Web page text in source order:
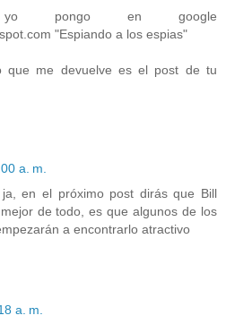
pongo en google
"Espiando a los espias"
que me devuelve es el post de tu
a. m.
en el próximo post dirás que Bill
de todo, es que algunos de los
a encontrarlo atractivo
a. m.